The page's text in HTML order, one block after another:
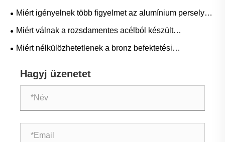
használatból
Miért igényelnek több figyelmet az alumínium perselyek,
mint amennyit a méretük sugall?
Miért válnak a rozsdamentes acélból készült
öntvényalkatrészek ma a legmegbízhatóbb megoldás a
Miért nélkülözhetetlenek a bronz befektetési
Hagyj üzenetet